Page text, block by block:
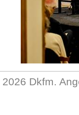
2026 Dkfm.